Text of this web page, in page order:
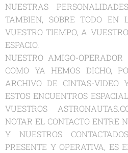
NUESTRAS
TAMBIEN, SOBRE TODO EN
VUESTRO TIEMPO, A
ESPACIO.
NUESTRO AMIGO-OPERADOR
COMO YA HEMOS DICHO,
ARCHIVO DE CINTAS-VIDEO
ESTOS ENCUENTROS
VUESTROS
NOTAR EL CONTACTO ENTRE
Y NUESTROS
PRESENTE Y OPERATIVA, ES